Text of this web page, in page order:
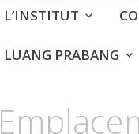
Aller
contenu
L’INSTITUT
LUANG PRABANG